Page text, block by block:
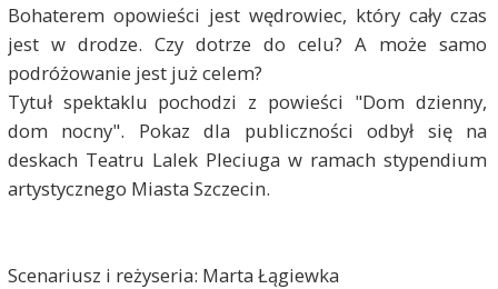
Bohaterem opowieści jest wędrowiec, który cały czas
jest w drodze. Czy dotrze do celu? A może samo
podróżowanie jest już celem?
Tytuł spektaklu pochodzi z powieści "Dom dzienny,
dom nocny". Pokaz dla publiczności odbył się na
deskach Teatru Lalek Pleciuga w ramach stypendium
artystycznego Miasta Szczecin.
Scenariusz i reżyseria: Marta Łągiewka